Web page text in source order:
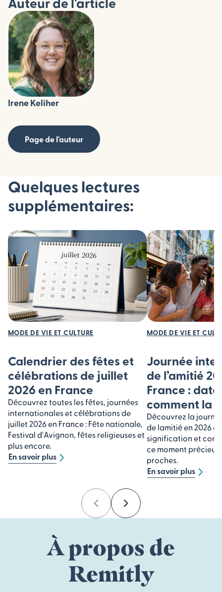
Irene Keliher
Page de l'auteur
Quelques lectures
supplémentaires:
MODE DE VIE ET CULTURE
Calendrier des fêtes et
célébrations de juillet
2026 en France
Découvrez toutes les fêtes, journées
internationales et célébrations de
juillet 2026 en France : Fête nationale,
Festival d'Avignon, fêtes religieuses et
plus encore.
En savoir plus
MODE DE VIE ET
Journée
de l’amitié
France :
comment la
Découvrez la
de lamitié en 2026
signification et
ce moment précieux
proches.
En savoir plus
PreviousNext
À propos de
Remitly